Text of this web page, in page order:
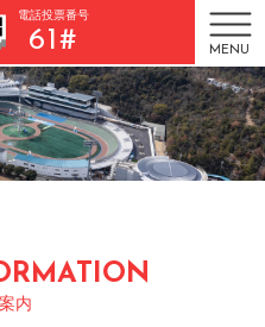
電話投票番号
61# MENU
内